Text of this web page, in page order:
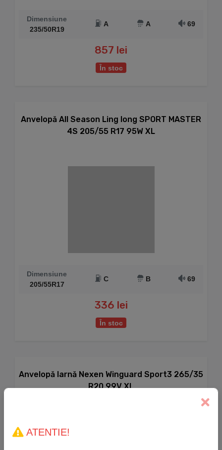
Dimensiune
235/50R19
A A 69
857 lei
În stoc
Anvelopă All Season Ling long SPORT MASTER
4S 205/55 R17 95W XL
Dimensiune
205/55R17
C B 69
336 lei
În stoc
Anvelopă Iarnă Nexen Winguard Sport3 265/35
R20 99V XL
ATENTIE!